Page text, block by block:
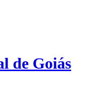
de Goiás